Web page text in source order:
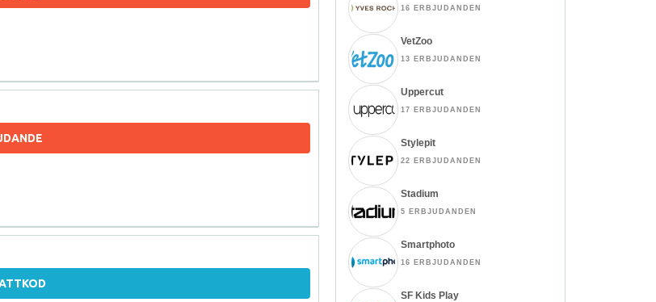
16 ERBJUDANDEN
VetZoo
13 ERBJUDANDEN
Uppercut
17 ERBJUDANDEN
Stylepit
22 ERBJUDANDEN
Stadium
5 ERBJUDANDEN
Smartphoto
16 ERBJUDANDEN
SF Kids Play